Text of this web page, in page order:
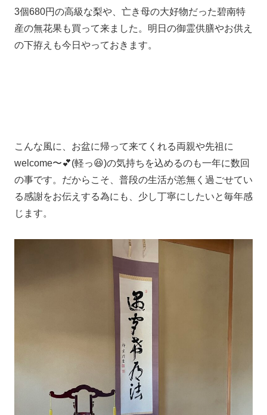
3個680円の高級な梨や、亡き母の大好物だった碧南特
産の無花果も買って来ました。明日の御霊供膳やお供え
の下拵えも今日やっておきます。
こんな風に、お盆に帰って来てくれる両親や先祖に
welcome〜💕(軽っ😆)の気持ちを込めるのも一年に数回
の事です。だからこそ、普段の生活が恙無く過ごせてい
る感謝をお伝えする為にも、少し丁寧にしたいと毎年感
じます。